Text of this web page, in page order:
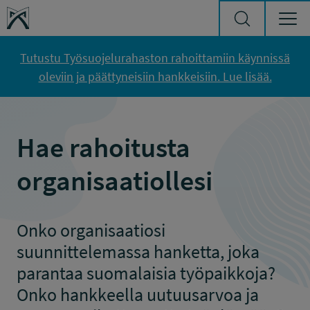
Siirry sisältöön
Työsuojelurahasto
Tutustu Työsuojelurahaston rahoittamiin käynnissä
oleviin ja päättyneisiin hankkeisiin. Lue lisää.
Hae rahoitusta
organisaatiollesi
Onko organisaatiosi
suunnittelemassa hanketta, joka
parantaa suomalaisia työpaikkoja?
Onko hankkeella uutuusarvoa ja